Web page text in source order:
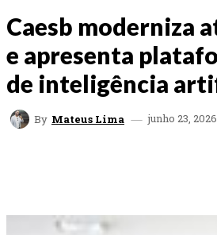
Caesb moderniza
e apresenta
de inteligência
By Mateus Lima junho 23, 2026